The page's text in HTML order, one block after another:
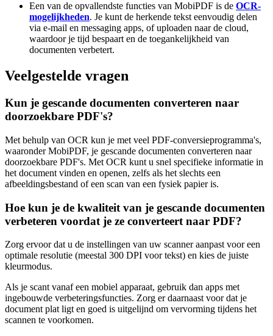
Een van de opvallendste functies van MobiPDF is de OCR-
mogelijkheden. Je kunt de herkende tekst eenvoudig delen
via e-mail en messaging apps, of uploaden naar de cloud,
waardoor je tijd bespaart en de toegankelijkheid van
documenten verbetert.
Veelgestelde vragen
Kun je gescande documenten converteren naar
doorzoekbare PDF's?
Met behulp van OCR kun je met veel PDF-conversieprogramma's,
waaronder MobiPDF, je gescande documenten converteren naar
doorzoekbare PDF's. Met OCR kunt u snel specifieke informatie in
het document vinden en openen, zelfs als het slechts een
afbeeldingsbestand of een scan van een fysiek papier is.
Hoe kun je de kwaliteit van je gescande documenten
verbeteren voordat je ze converteert naar PDF?
Zorg ervoor dat u de instellingen van uw scanner aanpast voor een
optimale resolutie (meestal 300 DPI voor tekst) en kies de juiste
kleurmodus.
Als je scant vanaf een mobiel apparaat, gebruik dan apps met
ingebouwde verbeteringsfuncties. Zorg er daarnaast voor dat je
document plat ligt en goed is uitgelijnd om vervorming tijdens het
scannen te voorkomen.